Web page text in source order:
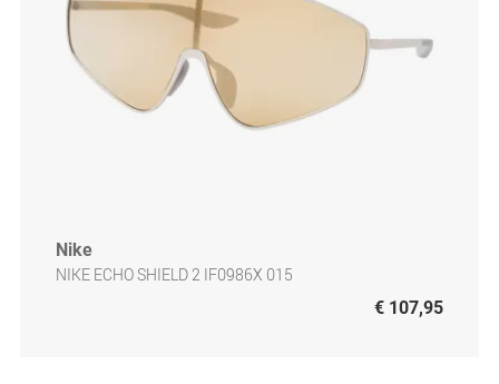
Nike
NIKE ECHO SHIELD 2 IF0986X 015
€ 107,95